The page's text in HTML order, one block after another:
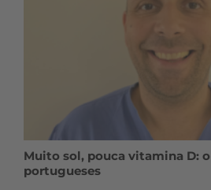
Muito sol, pouca vitamina D:
portugueses